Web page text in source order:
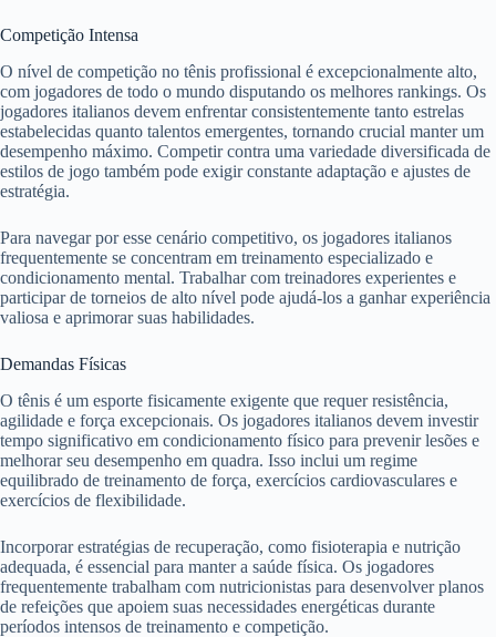
Competição Intensa
O nível de competição no tênis profissional é excepcionalmente alto,
com jogadores de todo o mundo disputando os melhores rankings. Os
jogadores italianos devem enfrentar consistentemente tanto estrelas
estabelecidas quanto talentos emergentes, tornando crucial manter um
desempenho máximo. Competir contra uma variedade diversificada de
estilos de jogo também pode exigir constante adaptação e ajustes de
estratégia.
Para navegar por esse cenário competitivo, os jogadores italianos
frequentemente se concentram em treinamento especializado e
condicionamento mental. Trabalhar com treinadores experientes e
participar de torneios de alto nível pode ajudá-los a ganhar experiência
valiosa e aprimorar suas habilidades.
Demandas Físicas
O tênis é um esporte fisicamente exigente que requer resistência,
agilidade e força excepcionais. Os jogadores italianos devem investir
tempo significativo em condicionamento físico para prevenir lesões e
melhorar seu desempenho em quadra. Isso inclui um regime
equilibrado de treinamento de força, exercícios cardiovasculares e
exercícios de flexibilidade.
Incorporar estratégias de recuperação, como fisioterapia e nutrição
adequada, é essencial para manter a saúde física. Os jogadores
frequentemente trabalham com nutricionistas para desenvolver planos
de refeições que apoiem suas necessidades energéticas durante
períodos intensos de treinamento e competição.